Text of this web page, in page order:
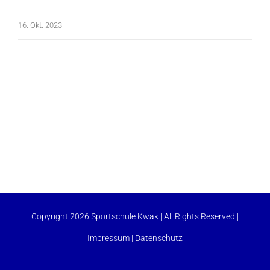
16. Okt. 2023
Copyright 2026 Sportschule Kwak | All Rights Reserved |
Impressum | Datenschutz